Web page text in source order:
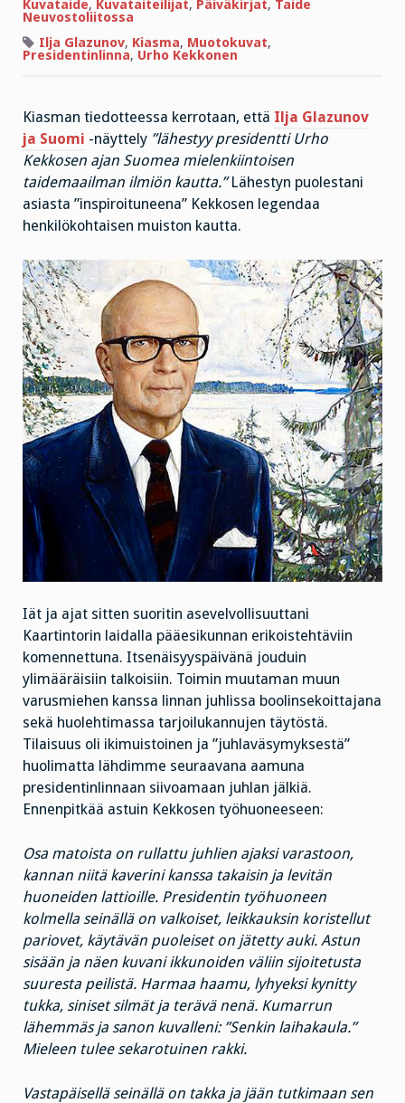
Kuvataide, Kuvataiteilijat, Päiväkirjat, Taide
Neuvostoliitossa
Ilja Glazunov, Kiasma, Muotokuvat,
Presidentinlinna, Urho Kekkonen
Kiasman tiedotteessa kerrotaan, että Ilja Glazunov
ja Suomi -näyttely ”lähestyy presidentti Urho
Kekkosen ajan Suomea mielenkiintoisen
taidemaailman ilmiön kautta.”Lähestyn puolestani
asiasta ”inspiroituneena” Kekkosen legendaa
henkilökohtaisen muiston kautta.
Iät ja ajat sitten suoritin asevelvollisuuttani
Kaartintorin laidalla pääesikunnan erikoistehtäviin
komennettuna. Itsenäisyyspäivänä jouduin
ylimääräisiin talkoisiin. Toimin muutaman muun
varusmiehen kanssa linnan juhlissa boolinsekoittajana
sekä huolehtimassa tarjoilukannujen täytöstä.
Tilaisuus oli ikimuistoinen ja ”juhlaväsymyksestä”
huolimatta lähdimme seuraavana aamuna
presidentinlinnaan siivoamaan juhlan jälkiä.
Ennenpitkää astuin Kekkosen työhuoneeseen:
Osa matoista on rullattu juhlien ajaksi varastoon,
kannan niitä kaverini kanssa takaisin ja levitän
huoneiden lattioille. Presidentin työhuoneen
kolmella seinällä on valkoiset, leikkauksin koristellut
pariovet, käytävän puoleiset on jätetty auki. Astun
sisään ja näen kuvani ikkunoiden väliin sijoitetusta
suuresta peilistä. Harmaa haamu, lyhyeksi kynitty
tukka, siniset silmät ja terävä nenä. Kumarrun
lähemmäs ja sanon kuvalleni: ”Senkin laihakaula.”
Mieleen tulee sekarotuinen rakki.
Vastapäisellä seinällä on takka ja jään tutkimaan sen